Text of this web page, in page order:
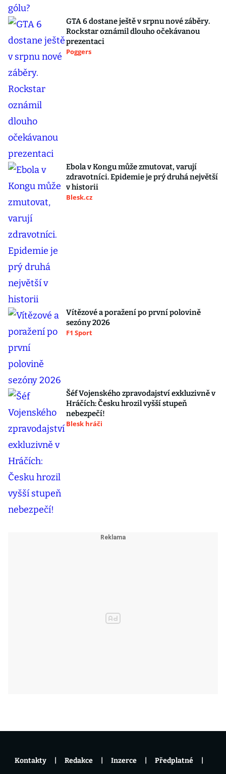
GTA 6 dostane ještě v srpnu nové záběry.
Rockstar oznámil dlouho očekávanou
prezentaci
Poggers
Ebola v Kongu může zmutovat, varují
zdravotníci. Epidemie je prý druhá největší
v historii
Blesk.cz
Vítězové a poražení po první polovině
sezóny 2026
F1 Sport
Šéf Vojenského zpravodajství exkluzivně v
Hráčích: Česku hrozil vyšší stupeň
nebezpečí!
Blesk hráči
Kontakty Redakce Inzerce Předplatné